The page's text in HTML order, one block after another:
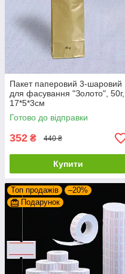
Пакет паперовий 3-шаровий
для фасування "Золото", 50г,
17*5*3см
Готово до відправки
352 ₴ 440 ₴
Купити
Топ продажів
–20%
Подарунок